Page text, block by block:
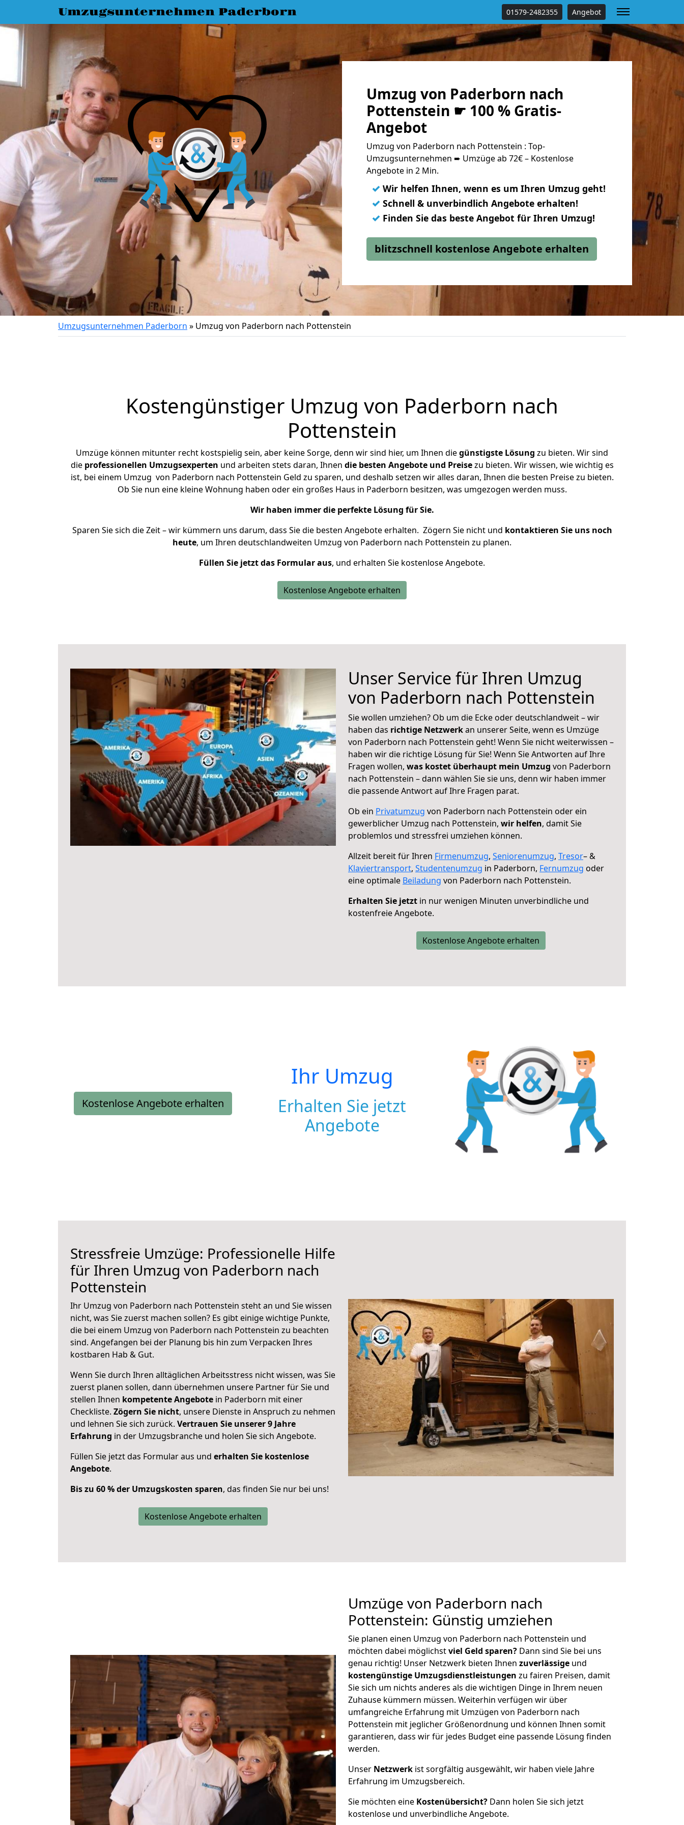
Umzugsunternehmen Paderborn 01579-2482355 Angebot
Umzug von Paderborn nach
Pottenstein ☛ 100 % Gratis-
Angebot
Umzug von Paderborn nach Pottenstein : Top-
Umzugsunternehmen ➨ Umzüge ab 72€ – Kostenlose
Angebote in 2 Min.
✓ Wir helfen Ihnen, wenn es um Ihren Umzug geht!
✓ Schnell & unverbindlich Angebote erhalten!
✓ Finden Sie das beste Angebot für Ihren Umzug!
blitzschnell kostenlose Angebote erhalten
Umzugsunternehmen Paderborn » Umzug von Paderborn nach Pottenstein
Kostengünstiger Umzug von Paderborn nach
Pottenstein
Umzüge können mitunter recht kostspielig sein, aber keine Sorge, denn wir sind hier, um Ihnen diegünstigste Lösung zu bieten. Wir sind
die professionellen Umzugsexperten und arbeiten stets daran, Ihnen die besten Angebote und Preisezu bieten. Wir wissen, wie wichtig es
ist, bei einem Umzug von Paderborn nach Pottenstein Geld zu sparen, und deshalb setzen wir alles daran, Ihnen die besten Preise zu bieten.
Ob Sie nun eine kleine Wohnung haben oder ein großes Haus in Paderborn besitzen, was umgezogen werden muss.
Wir haben immer die perfekte Lösung für Sie.
Sparen Sie sich die Zeit – wir kümmern uns darum, dass Sie die besten Angebote erhalten. Zögern Sie nicht und kontaktieren Sie uns noch
heute, um Ihren deutschlandweiten Umzug von Paderborn nach Pottenstein zu planen.
Füllen Sie jetzt das Formular aus, und erhalten Sie kostenlose Angebote.
Kostenlose Angebote erhalten
Unser Service für Ihren Umzug
von Paderborn nach Pottenstein
Sie wollen umziehen? Ob um die Ecke oder deutschlandweit – wir
haben das richtige Netzwerkan unserer Seite, wenn es Umzüge
von Paderborn nach Pottenstein geht! Wenn Sie nicht weiterwissen –
haben wir die richtige Lösung für Sie! Wenn Sie Antworten auf Ihre
Fragen wollen, was kostet überhaupt mein Umzug von Paderborn
nach Pottenstein – dann wählen Sie sie uns, denn wir haben immer
die passende Antwort auf Ihre Fragen parat.
Ob ein Privatumzug von Paderborn nach Pottenstein oder ein
gewerblicher Umzug nach Pottenstein, wir helfen, damit Sie
problemlos und stressfrei umziehen können.
Allzeit bereit für Ihren Firmenumzug, Seniorenumzug, Tresor– &
Klaviertransport, Studentenumzug in Paderborn, Fernumzug oder
eine optimale Beiladung von Paderborn nach Pottenstein.
Erhalten Sie jetzt in nur wenigen Minuten unverbindliche und
kostenfreie Angebote.
Kostenlose Angebote erhalten
Kostenlose Angebote erhalten
Ihr Umzug
Erhalten Sie jetzt
Angebote
Stressfreie Umzüge: Professionelle Hilfe
für Ihren Umzug von Paderborn nach
Pottenstein
Ihr Umzug von Paderborn nach Pottenstein steht an und Sie wissen
nicht, was Sie zuerst machen sollen? Es gibt einige wichtige Punkte,
die bei einem Umzug von Paderborn nach Pottenstein zu beachten
sind. Angefangen bei der Planung bis hin zum Verpacken Ihres
kostbaren Hab & Gut.
Wenn Sie durch Ihren alltäglichen Arbeitsstress nicht wissen, was Sie
zuerst planen sollen, dann übernehmen unsere Partner für Sie und
stellen Ihnen kompetente Angebote in Paderborn mit einer
Checkliste. Zögern Sie nicht, unsere Dienste in Anspruch zu nehmen
und lehnen Sie sich zurück. Vertrauen Sie unserer 9 Jahre
Erfahrung in der Umzugsbranche und holen Sie sich Angebote.
Füllen Sie jetzt das Formular aus und erhalten Sie kostenlose
Angebote.
Bis zu 60 % der Umzugskosten sparen, das finden Sie nur bei uns!
Kostenlose Angebote erhalten
Umzüge von Paderborn nach
Pottenstein: Günstig umziehen
Sie planen einen Umzug von Paderborn nach Pottenstein und
möchten dabei möglichstviel Geld sparen? Dann sind Sie bei uns
genau richtig! Unser Netzwerk bieten Ihnen zuverlässige und
kostengünstige Umzugsdienstleistungen zu fairen Preisen, damit
Sie sich um nichts anderes als die wichtigen Dinge in Ihrem neuen
Zuhause kümmern müssen. Weiterhin verfügen wir über
umfangreiche Erfahrung mit Umzügen von Paderborn nach
Pottenstein mit jeglicher Größenordnung und können Ihnen somit
garantieren, dass wir für jedes Budget eine passende Lösung finden
werden.
Unser Netzwerk ist sorgfältig ausgewählt, wir haben viele Jahre
Erfahrung im Umzugsbereich.
Sie möchten eine Kostenübersicht? Dann holen Sie sich jetzt
kostenlose und unverbindliche Angebote.